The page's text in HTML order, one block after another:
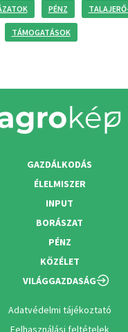
PÉNZ
TÁMOGATÁSOK
GAZDÁLKODÁS
ÉLELMISZER
INPUT
BORÁSZAT
PÉNZ
KÖZÉLET
VILÁGGAZDASÁG
Adatvédelmi tájékoztató
Felhasználási feltételek